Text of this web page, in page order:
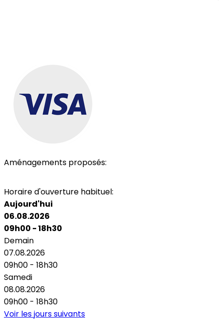
Aménagements proposés:
Horaire d'ouverture habituel:
Aujourd'hui
06.08.2026
09h00 - 18h30
Demain
07.08.2026
09h00 - 18h30
Samedi
08.08.2026
09h00 - 18h30
Voir les jours suivants